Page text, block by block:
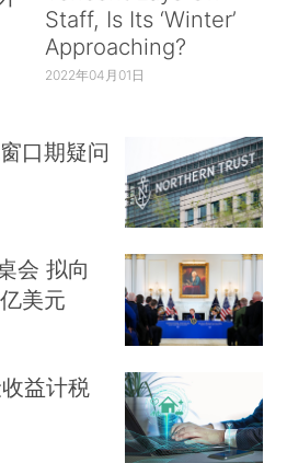
Staff, Is Its ‘Winter’
Approaching?
2022年04月01日
口期疑问
会 拟向
美元
益计税